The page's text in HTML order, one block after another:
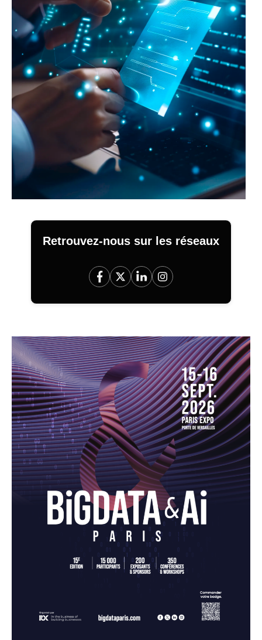
Retrouvez-nous sur les réseaux